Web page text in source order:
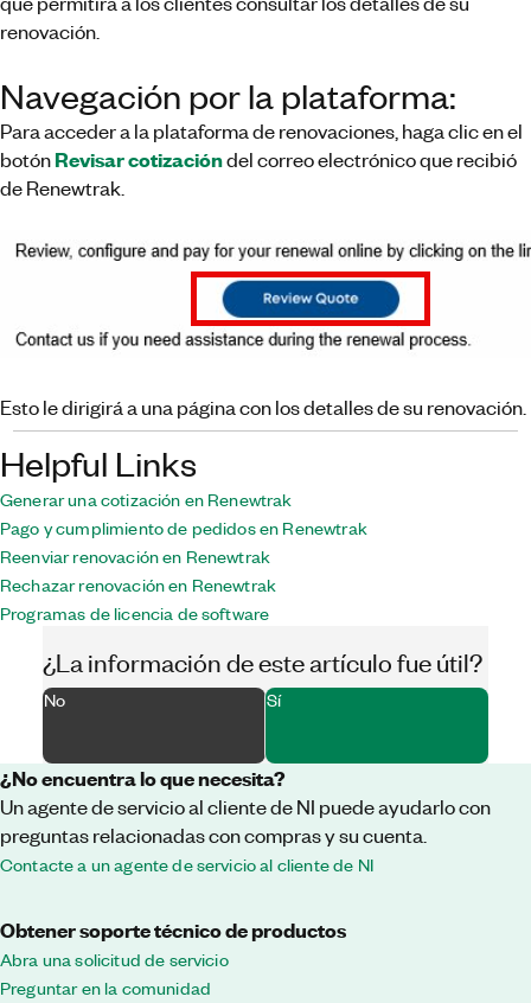
renovación.
Navegación por la plataforma:
Para acceder a la plataforma de renovaciones, haga clic en el
botónRevisar cotizacióndel correo electrónico que recibió
de Renewtrak.
Esto le dirigirá a una página con los detalles de su renovación.
Helpful Links
Generar una cotización en Renewtrak
Pago y cumplimiento de pedidos en Renewtrak
Reenviar renovación en Renewtrak
Rechazar renovación en Renewtrak
Programas de licencia de software
¿La información de este artículo fue útil?
No Sí
¿No encuentra lo que necesita?
Un agente de servicio al cliente de NI puede ayudarlo con
preguntas relacionadas con compras y su cuenta.
Contacte a un agente de servicio al cliente de NI
Obtener soporte técnico de productos
Abra una solicitud de servicio
Preguntar en la comunidad